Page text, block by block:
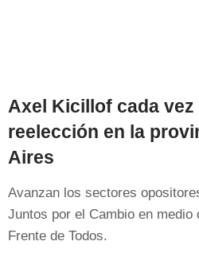
Axel Kicillof cada vez
reelección en la
Aires
Avanzan los sectores
Juntos por el Cambio en medio
Frente de Todos.